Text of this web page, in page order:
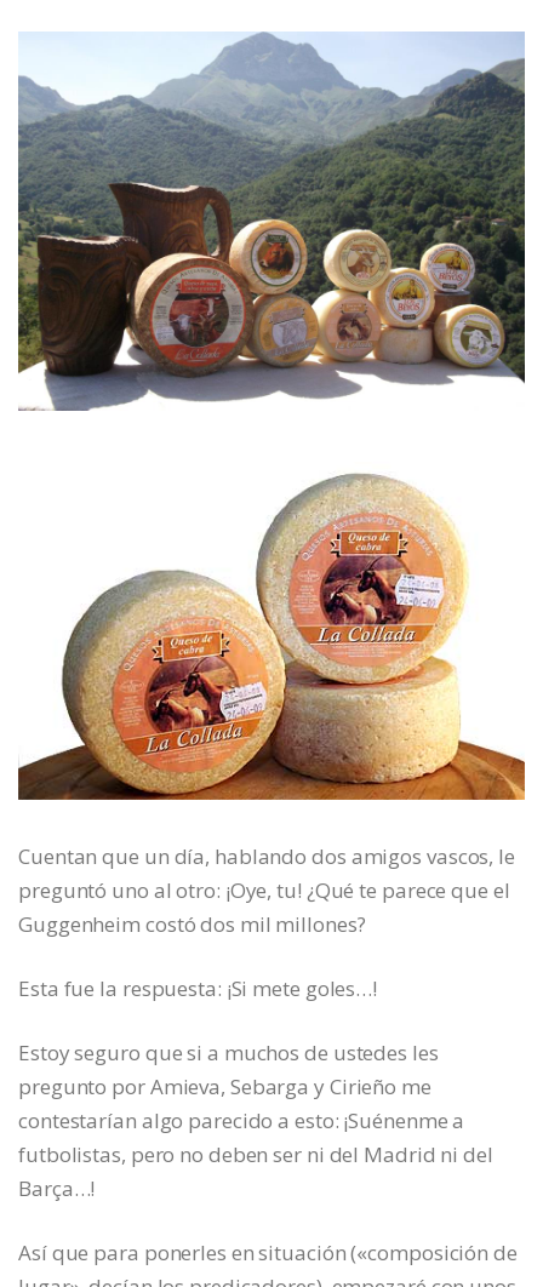
Cuentan que un día, hablando dos amigos vascos, le
preguntó uno al otro: ¡Oye, tu! ¿Qué te parece que el
Guggenheim costó dos mil millones?
Esta fue la respuesta: ¡Si mete goles…!
Estoy seguro que si a muchos de ustedes les
pregunto por Amieva, Sebarga y Cirieño me
contestarían algo parecido a esto: ¡Suénenme a
futbolistas, pero no deben ser ni del Madrid ni del
Barça…!
Así que para ponerles en situación («composición de